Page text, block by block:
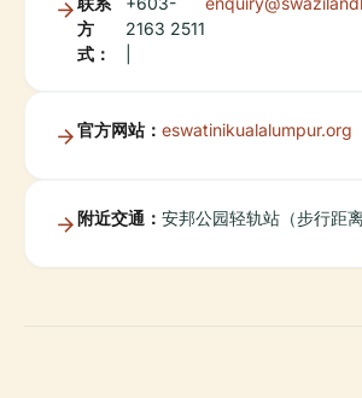
方
式：
2163 2511
官方网站： eswatinikualalumpur.org
附近交通： 安邦公园轻轨站（步行距离